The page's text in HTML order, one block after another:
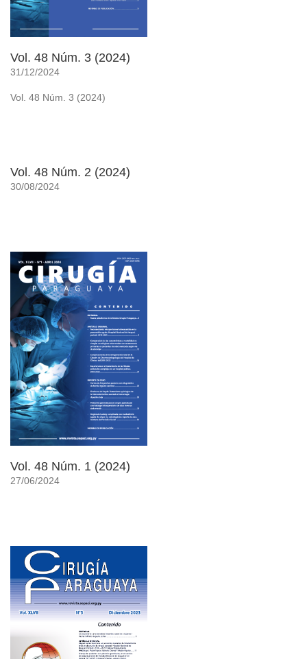
Vol. 48 Núm. 3 (2024)
31/12/2024
Vol. 48 Núm. 3 (2024)
Vol. 48 Núm. 2 (2024)
30/08/2024
Vol. 48 Núm. 1 (2024)
27/06/2024